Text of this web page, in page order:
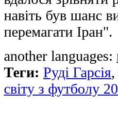
навіть був шанс
перемагати Іран".
another languages:
Теги: Руді Гарсія,
світу з футболу